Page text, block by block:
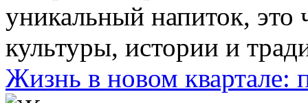
Жизнь в новом квартале: